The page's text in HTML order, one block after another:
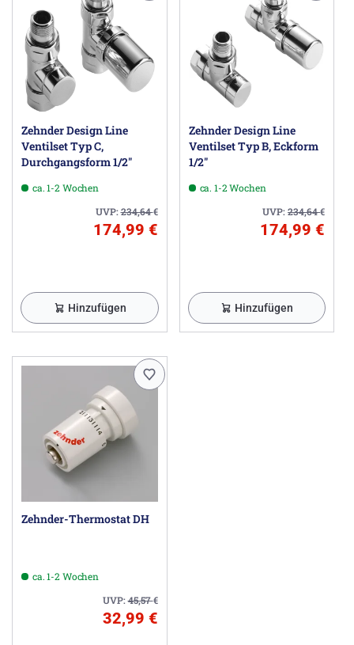
Hinweis:
Bei Mischbetrieb bitte noch den Heizstab mit 1200W aus
den Zubehör mitbestellen.
Dieser Heizkörper ist auch in verchromtlieferbar.
Herstellerinformationen
Zehnder Group Deutschland GmbH, Europastraße 10,
77933 Lahr DE, info@zehnder-systems.de
Zehnder Design Line
Ventilset Typ C,
Durchgangsform 1/2"
ca. 1-2 Wochen
UVP:234,64€
174,99 €
Hinzufügen
Zehnder Design Line
Ventilset Typ B, Eckform
1/2"
ca. 1-2 Wochen
UVP:234,64€
174,99 €
Hinzufügen
Zehnder-Thermostat DH
ca. 1-2 Wochen
UVP:45,57€
32,99 €